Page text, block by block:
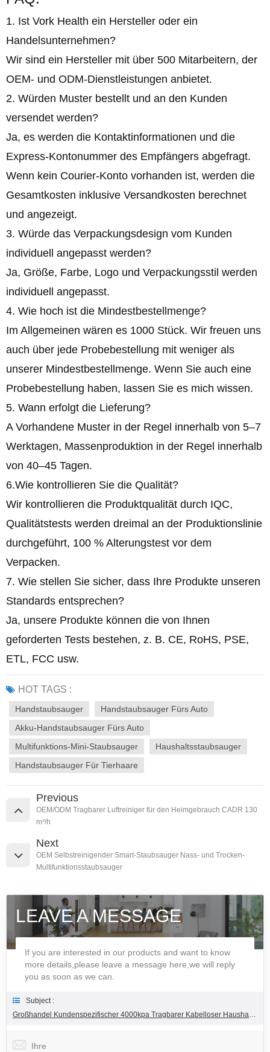
1. Ist Vork Health ein Hersteller oder ein
Handelsunternehmen?
Wir sind ein Hersteller mit über 500 Mitarbeitern, der
OEM- und ODM-Dienstleistungen anbietet.
2. Würden Muster bestellt und an den Kunden
versendet werden?
Ja, es werden die Kontaktinformationen und die
Express-Kontonummer des Empfängers abgefragt.
Wenn kein Courier-Konto vorhanden ist, werden die
Gesamtkosten inklusive Versandkosten berechnet
und angezeigt.
3. Würde das Verpackungsdesign vom Kunden
individuell angepasst werden?
Ja, Größe, Farbe, Logo und Verpackungsstil werden
individuell angepasst.
4. Wie hoch ist die Mindestbestellmenge?
Im Allgemeinen wären es 1000 Stück. Wir freuen uns
auch über jede Probebestellung mit weniger als
unserer Mindestbestellmenge. Wenn Sie auch eine
Probebestellung haben, lassen Sie es mich wissen.
5. Wann erfolgt die Lieferung?
A Vorhandene Muster in der Regel innerhalb von 5–7
Werktagen, Massenproduktion in der Regel innerhalb
von 40–45 Tagen.
6.Wie kontrollieren Sie die Qualität?
Wir kontrollieren die Produktqualität durch IQC,
Qualitätstests werden dreimal an der Produktionslinie
durchgeführt, 100 % Alterungstest vor dem
Verpacken.
7. Wie stellen Sie sicher, dass Ihre Produkte unseren
Standards entsprechen?
Ja, unsere Produkte können die von Ihnen
geforderten Tests bestehen, z. B. CE, RoHS, PSE,
ETL, FCC usw.
HOT TAGS :
Handstaubsauger
Handstaubsauger Fürs Auto
Akku-Handstaubsauger Fürs Auto
Multifunktions-Mini-Staubsauger
Haushaltsstaubsauger
Handstaubsauger Für Tierhaare
Previous
OEM/ODM Tragbarer Luftreiniger für den Heimgebrauch CADR 130
m³/h
Next
OEM Selbstreinigender Smart-Staubsauger Nass- und Trocken-
Multifunktionsstaubsauger
LEAVE A MESSAGE
If you are interested in our products and want to know
more details,please leave a message here,we will reply
you as soon as we can.
Subject :